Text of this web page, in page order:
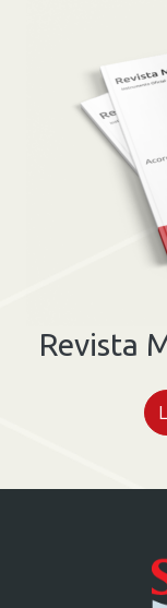
Revista